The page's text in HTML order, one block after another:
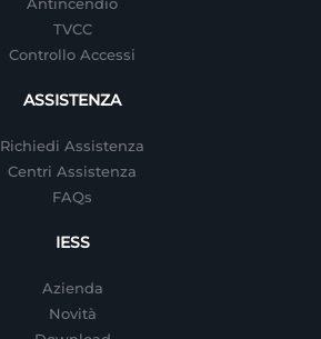
Antincendio
TVCC
Controllo Accessi
ASSISTENZA
Richiedi Assistenza
Centri Assistenza
FAQs
IESS
Azienda
Novità